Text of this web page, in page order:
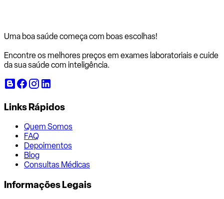
Uma boa saúde começa com boas escolhas!
Encontre os melhores preços em exames laboratoriais e cuide
da sua saúde com inteligência.
Links Rápidos
Quem Somos
FAQ
Depoimentos
Blog
Consultas Médicas
Informações Legais